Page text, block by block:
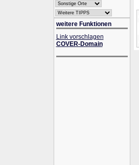
weitere Funktionen
Link vorschlagen
COVER-Domain